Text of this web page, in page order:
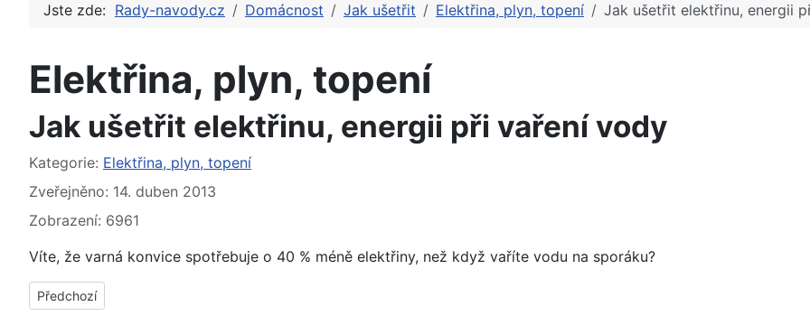
Jste zde: Rady-navody.cz Domácnost Jak ušetřit Elektřina, plyn, topení Jak ušetřit elektřinu, energii
Elektřina, plyn, topení
Jak ušetřit elektřinu, energii při vaření vody
Základní údaje
Kategorie: Elektřina, plyn, topení
Zveřejněno: 14. duben 2013
Zobrazení: 6961
Víte, že varná konvice spotřebuje o 40 % méně elektřiny, než když vaříte vodu na sporáku?
Předchozí článek: Jak ušetřit za elektřinu, energii při nabíjení mobilu, fotoaparátu, tabletu
Předchozí